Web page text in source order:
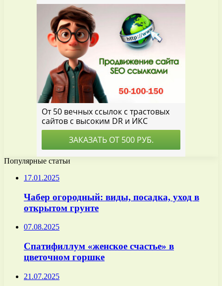
Популярные статьи
17.01.2025
Чабер огородный: виды, посадка, уход в
открытом грунте
07.08.2025
Спатифиллум «женское счастье» в
цветочном горшке
21.07.2025